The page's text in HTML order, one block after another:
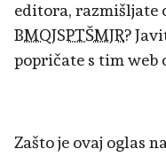
editora, razmišljate
BMQJSPTŠMJR?
popričate s tim web
Zašto je ovaj oglas